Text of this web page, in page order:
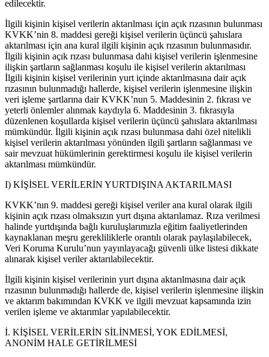
edilecektir.
İlgili kişinin kişisel verilerin aktarılması için açık rızasının bulunması
KVKK’nin 8. maddesi gereği kişisel verilerin üçüncü şahıslara
aktarılması için ana kural ilgili kişinin açık rızasının bulunmasıdır.
İlgili kişinin açık rızası bulunmasa dahi kişisel verilerin işlenmesine
ilişkin şartların sağlanması koşulu ile kişisel verilerin aktarılması
İlgili kişinin kişisel verilerinin yurt içinde aktarılmasına dair açık
rızasının bulunmadığı hallerde, kişisel verilerin işlenmesine ilişkin
veri işleme şartlarına dair KVKK’nun 5. Maddesinin 2. fıkrası ve
yeterli önlemler alınmak kaydıyla 6. Maddesinin 3. fıkrasıyla
düzenlenen koşullarda kişisel verilerin üçüncü şahıslara aktarılması
mümkündür. İlgili kişinin açık rızası bulunmasa dahi özel nitelikli
kişisel verilerin aktarılması yönünden ilgili şartların sağlanması ve
sair mevzuat hükümlerinin gerektirmesi koşulu ile kişisel verilerin
aktarılması mümkündür.
I) KİŞİSEL VERİLERİN YURTDIŞINA AKTARILMASI
KVKK’nın 9. maddesi gereği kişisel veriler ana kural olarak ilgili
kişinin açık rızası olmaksızın yurt dışına aktarılamaz. Rıza verilmesi
halinde yurtdışında bağlı kuruluşlarımızla eğitim faaliyetlerinden
kaynaklanan meşru gerekliliklerle orantılı olarak paylaşılabilecek,
Veri Koruma Kurulu’nun yayınlayacağı güvenli ülke listesi dikkate
alınarak kişisel veriler aktarılabilecektir.
İlgili kişinin kişisel verilerinin yurt dışına aktarılmasına dair açık
rızasının bulunmadığı hallerde de, kişisel verilerin işlenmesine ilişkin
ve aktarım bakımından KVKK ve ilgili mevzuat kapsamında izin
verilen işleme ve aktarımlar yapılabilecektir.
İ. KİŞİSEL VERİLERİN SİLİNMESİ, YOK EDİLMESİ,
ANONİM HALE GETİRİLMESİ